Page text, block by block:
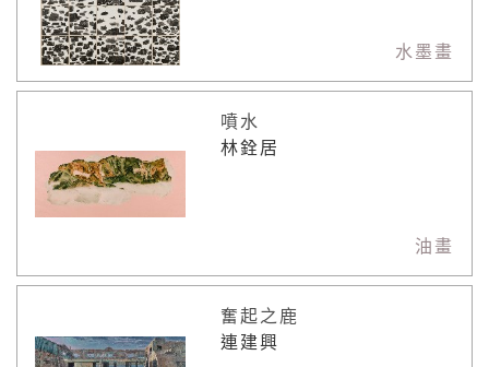
水墨畫
噴水
林銓居
油畫
奮起之鹿
連建興